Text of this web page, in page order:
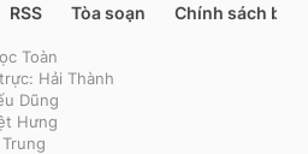
RSS Tòa soạn Chính sách bảo
Toàn
Hải Thành
Dũng
Hưng